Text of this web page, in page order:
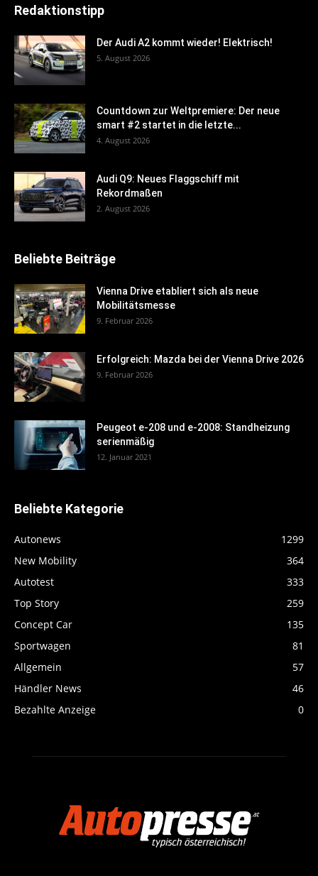
Redaktionstipp
Der Audi A2 kommt wieder! Elektrisch!
5. August 2026
Countdown zur Weltpremiere: Der neue
smart #2 startet in die letzte...
4. August 2026
Audi Q9: Neues Flaggschiff mit
Rekordmaßen
2. August 2026
Beliebte Beiträge
Vienna Drive etabliert sich als neue
Mobilitätsmesse
9. Februar 2026
Erfolgreich: Mazda bei der Vienna Drive 2026
9. Februar 2026
Peugeot e-208 und e-2008: Standheizung
serienmäßig
12. Januar 2021
Beliebte Kategorie
Autonews
1299
New Mobility
364
Autotest
333
Top Story
259
Concept Car
135
Sportwagen
81
Allgemein
57
Händler News
46
Bezahlte Anzeige
0